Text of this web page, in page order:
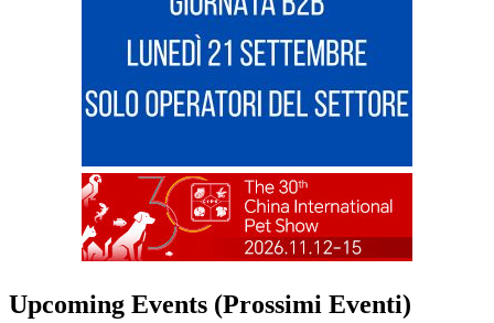
Upcoming Events (Prossimi Eventi)